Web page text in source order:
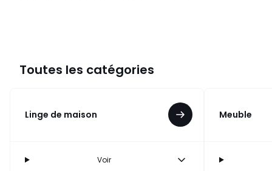
Toutes les catégories
Linge de maison
Voir
Meuble